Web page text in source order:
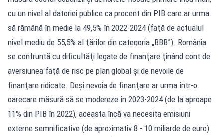
cu un nivel al datoriei publice ca procent din PIB care ar urma
să rămână în medie la 49,5% în 2022-2024 (faţă de actualul
nivel mediu de 55,5% al ţărilor din categoria „BBB”). România
se confruntă cu dificultăţi legate de finanţare ţinând cont de
aversiunea faţă de risc pe plan global şi de nevoile de
finanţare ridicate. Deşi nevoia de finanţare ar urma într-o
oarecare măsură să se modereze în 2023-2024 (de la aproape
11% din PIB în 2022), aceasta încă va necesita emisiuni
externe semnificative (de aproximativ 8 - 10 miliarde de euro)